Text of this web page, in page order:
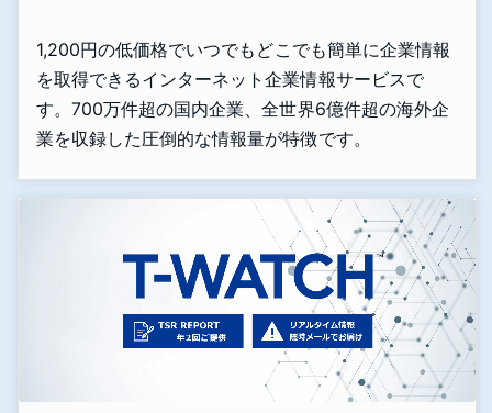
1,200円の低価格でいつでもどこでも簡単に企業情報
を取得できるインターネット企業情報サービスで
す。700万件超の国内企業、全世界6億件超の海外企
業を収録した圧倒的な情報量が特徴です。